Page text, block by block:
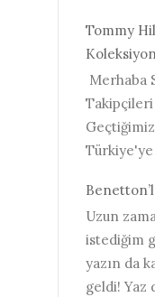
Tommy
Merhaba
Takipçileri
Türkiye'ye
Uzun
istediğim
yazın da
geldi! Yaz